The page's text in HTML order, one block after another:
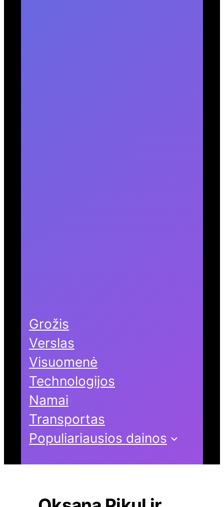
Grožis
Verslas
Visuomenė
Technologijos
Namai
Transportas
Populiariausios dainos